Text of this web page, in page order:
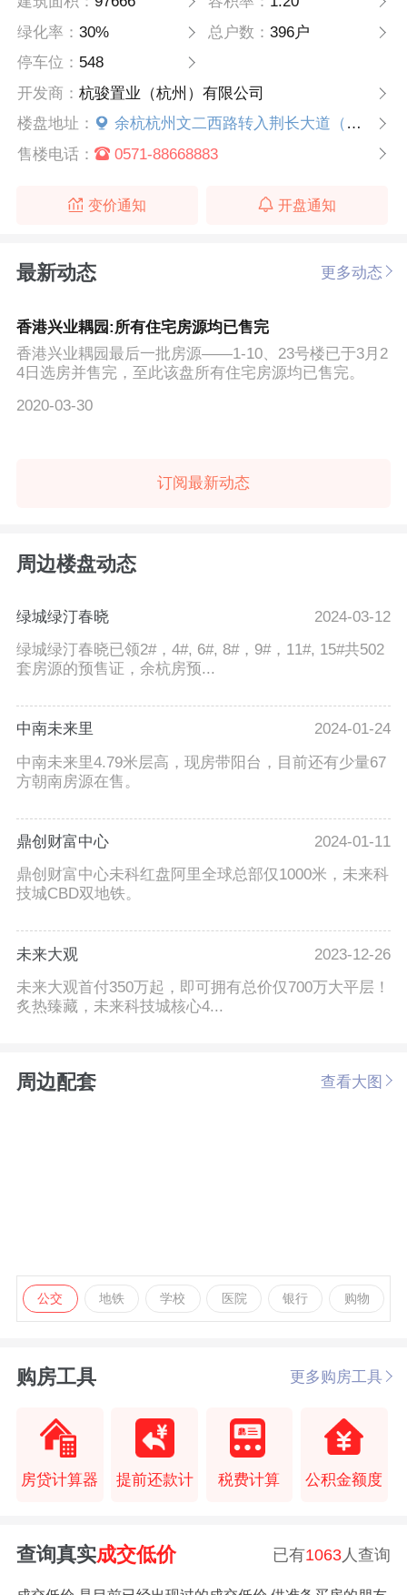
绿化率：30% 总户数： 396户
停车位： 548
开发商：杭骏置业（杭州）有限公司
楼盘地址：
余杭杭州文二西路转入荆长大道（五常小学旁）
售楼电话：
0571-88668883
变价通知 开盘通知
最新动态 更多动态
香港兴业耦园:所有住宅房源均已售完
香港兴业耦园最后一批房源——1-10、23号楼已于3月2
4日选房并售完，至此该盘所有住宅房源均已售完。
2020-03-30
订阅最新动态
周边楼盘动态
绿城绿汀春晓
2024-03-12
绿城绿汀春晓已领2#，4#, 6#, 8#，9#，11#, 15#共502
套房源的预售证，余杭房预...
中南未来里
2024-01-24
中南未来里4.79米层高，现房带阳台，目前还有少量67
方朝南房源在售。
鼎创财富中心
2024-01-11
鼎创财富中心未科红盘阿里全球总部仅1000米，未来科
技城CBD双地铁。
未来大观
2023-12-26
未来大观首付350万起，即可拥有总价仅700万大平层！
炙热臻藏，未来科技城核心4...
周边配套 查看大图
公交 地铁 学校 医院 银行 购物
购房工具 更多购房工具
房贷计算器 提前还款计 税费计算 公积金额度
查询真实成交低价 已有1063人查询